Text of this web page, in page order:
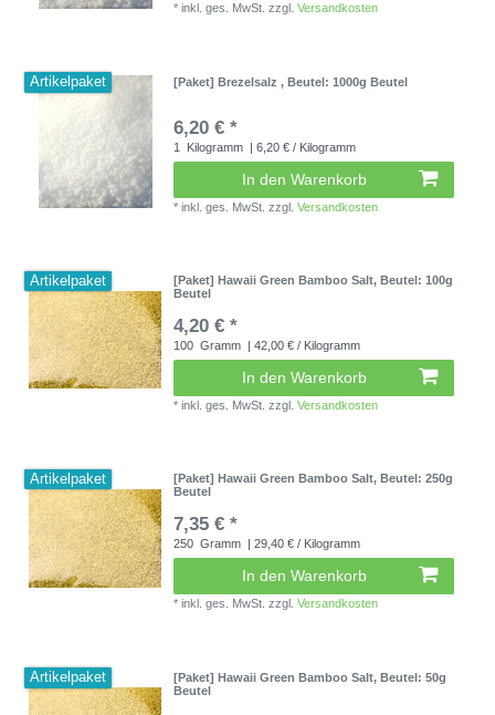
*inkl. ges. MwSt. zzgl.Versandkosten
Artikelpaket [Paket] Brezelsalz, Beutel: 1000g Beutel
6,20 € *
1 Kilogramm | 6,20 € / Kilogramm
In den Warenkorb
*inkl. ges. MwSt. zzgl.Versandkosten
Artikelpaket [Paket] Hawaii Green Bamboo Salt, Beutel: 100g
Beutel
4,20 € *
100 Gramm | 42,00 € / Kilogramm
In den Warenkorb
*inkl. ges. MwSt. zzgl.Versandkosten
Artikelpaket [Paket] Hawaii Green Bamboo Salt, Beutel: 250g
Beutel
7,35 € *
250 Gramm | 29,40 € / Kilogramm
In den Warenkorb
*inkl. ges. MwSt. zzgl.Versandkosten
Artikelpaket [Paket] Hawaii Green Bamboo Salt, Beutel: 50g
Beutel